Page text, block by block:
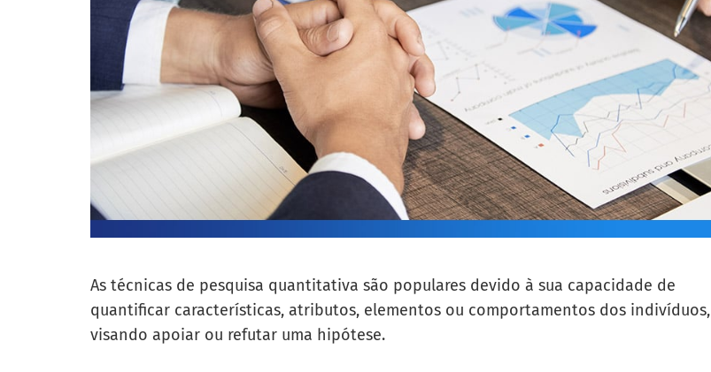
As técnicas de pesquisa quantitativa são populares devido à sua capacidade de
quantificar características, atributos, elementos ou comportamentos dos indivíduos,
visando apoiar ou refutar uma hipótese.